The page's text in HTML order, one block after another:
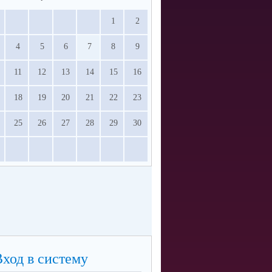
1 2
4 5 6 7 8 9
11 12 13 14 15 16
18 19 20 21 22 23
25 26 27 28 29 30
в систему